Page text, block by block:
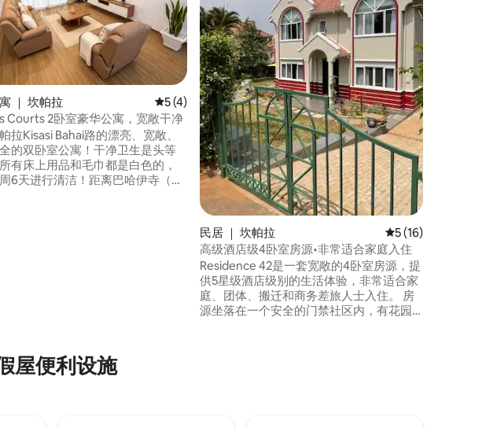
分 5 分），共 4 条评价
｜ 坎帕拉 平均评分 5 分（满分 5 分），共 4 条评价
5 (4)
Courts 2卧室豪华公寓，宽敞干净
拉Kisasi Bahai路的漂亮、宽敞、
的双卧室公寓！干净卫生是头等
有床上用品和毛巾都是白色的，
6天进行清洁！距离巴哈伊寺（
民居 ｜ 坎帕拉 平均评分 5 分（满
5 (16)
高级酒店级4卧室房源•非常适合家庭入住
Residence 42是一套宽敞的4卧室房源，提
供5星级酒店级别的生活体验，非常适合家
庭、团体、搬迁和商务差旅人士入住。 房
源坐落在一个安全的门禁社区内，有花园
屋便利设施